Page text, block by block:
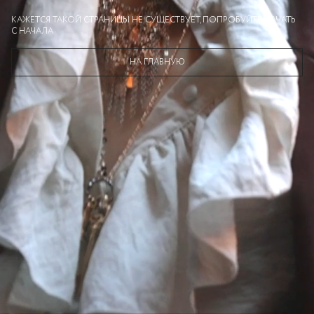
КАЖЕТСЯ ТАКОЙ СТРАНИЦЫ НЕ СУЩЕСТВУЕТ, ПОПРОБУЙТЕ НАЧАТЬ
С НАЧАЛА
НА ГЛАВНУЮ